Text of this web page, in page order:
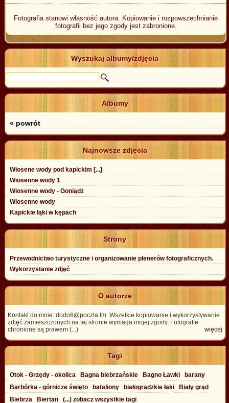
Fotografia stanowi własność autora. Kopiowanie i rozpowszechnianie
fotografii bez jego zgody jest zabronione.
Wyszukaj albumy/zdjęcia
Albumy
« powrót
Najnowsze zdjęcia
Wiosene wody pod kapickim [...]
Wiosenne wody 1
Wiosenne wody - Goniądz
Wiosenne wody
Kapickie łąki w kępach
Strony
Przewodnictwo turystyczne i organizowanie plenerów fotograficznych.
Wykorzystanie zdjęć
O autorze
Kontakt do mnie: dodo6@poczta.fm Wszelkie kopiowanie i wykorzystywanie
zdjęć zamieszczonych na tej stronie wymaga mojej zgody. Fotografie
chronione są prawem (...)
więcej
Tagi
Otok - Grzędy - okolica Bagna biebrzańskie Bagno Ławki
barany
Barbórka - górnicze święto
bataliony białogrądzkie łaki
Biały grąd
Biebrza
Biertan (...) zobacz wszystkie tagi